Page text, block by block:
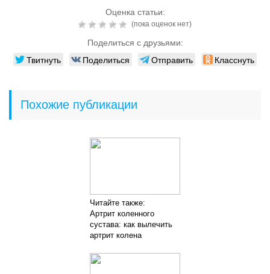
Оценка статьи:
(пока оценок нет)
Поделиться с друзьями:
Твитнуть Поделиться Отправить Класснуть
Похожие публикации
Читайте также:
Артрит коленного
сустава: как вылечить
артрит колена